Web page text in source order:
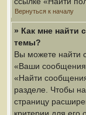
Вернуться к началу
» Как мне найти
темы?
Вы можете найти
«Ваши
«Найти
разделе. Чтобы
страницу